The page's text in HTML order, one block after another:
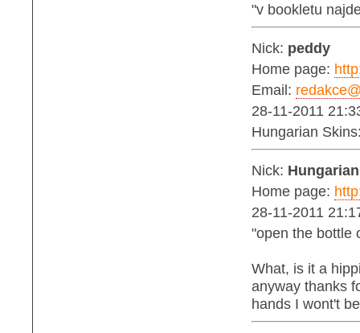
"v bookletu
Nick: peddy
Home page:
Email:
28-11-2011
Hungarian
Nick:
Home page:
28-11-2011
"open the bottle
What, is it a
anyway thanks
hands I wont't